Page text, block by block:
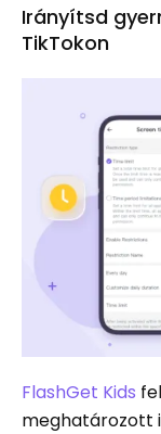
Irányítsd
TikTokon
FlashGet Kids
meghatározott